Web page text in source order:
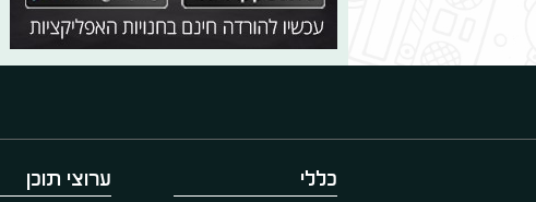
כללי ערוצי תוכן